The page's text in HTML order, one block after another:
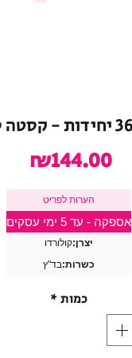
₪144.00
הערות לפריט
אספקה - עד 5 ימי עסקים
יצרן:קולורדו
כשרות:בד"ץ
כמות *